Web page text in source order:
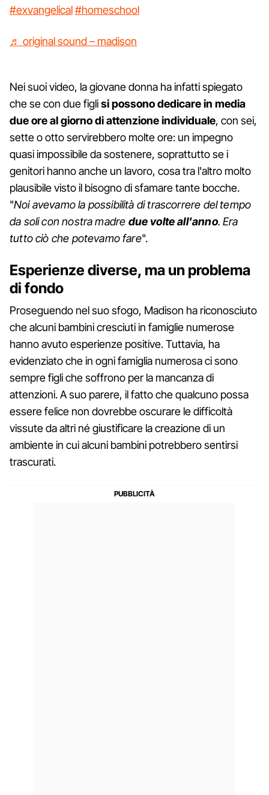
#exvangelical#homeschool
♬ original sound – madison
Nei suoi video, la giovane donna ha infatti spiegato
che se con due figlisi possono dedicare in media
due ore al giorno di attenzione individuale, con sei,
sette o otto servirebbero molte ore: un impegno
quasi impossibile da sostenere, soprattutto se i
genitori hanno anche un lavoro, cosa tra l'altro molto
plausibile visto il bisogno di sfamare tante bocche.
"Noi avevamo la possibilità di trascorrere del tempo
da soli con nostra madre due volte all'anno. Era
tutto ciò che potevamo fare".
Esperienze diverse, ma un problema
di fondo
Proseguendo nel suo sfogo, Madison ha riconosciuto
che alcuni bambini cresciuti in famiglie numerose
hanno avuto esperienze positive. Tuttavia, ha
evidenziato che in ogni famiglia numerosa ci sono
sempre figli che soffrono per la mancanza di
attenzioni. A suo parere, il fatto che qualcuno possa
essere felice non dovrebbe oscurare le difficoltà
vissute da altri né giustificare la creazione di un
ambiente in cui alcuni bambini potrebbero sentirsi
trascurati.